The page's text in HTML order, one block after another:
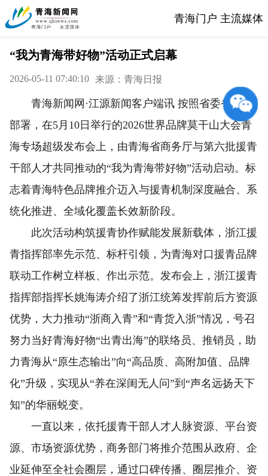
青海门户 主流媒体
“我为青海带好物”活动正式启幕
2026-05-11 07:40:10 来源：青海日报
青海新闻网·江源新闻客户端讯 按照省委省政府
部署，在5月10日举行的2026世界品牌莫干山大会青
海专场超级发布会上，由青海省商务厅与第六批援青
干部人才共同推动的“我为青海带好物”活动启动。标
志着青海特色品牌推介迈入与援青机制深度融合、系
统化推进、全域化覆盖长效新阶段。
此次活动构筑援青协作赋能发展新载体，浙江援
青指挥部率先示范、标杆引领，为青海对口援青品牌
联动工作树立样板、作出示范。发布会上，浙江援青
指挥部指挥长姚海涛介绍了浙江统筹发挥前后方资源
优势，大力推动“浙商入青”和“青货入浙”情况，号召
努力当好青海好物“出青出海”的联络员、推销员，助
力青海从“原生态输出”向“高品质、高附加值、品牌
化”升级，实现从“养在深闺无人问”到“声名远扬天下
知”的华丽蜕变。
一直以来，依托援青干部人才人脉资源、平台资
源、市场资源优势，商务部门将推介范围从政府、企
业延伸至全社会圈层，通过口碑传播、圈层推介、资